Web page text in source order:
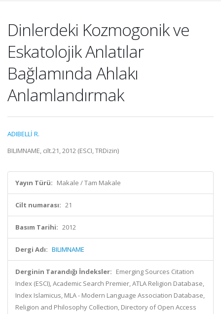
Dinlerdeki Kozmogonik ve
Eskatolojik Anlatılar
Bağlamında Ahlakı
Anlamlandırmak
ADIBELLİ R.
BILIMNAME, cilt.21, 2012 (ESCI, TRDizin)
Yayın Türü: Makale / Tam Makale
Cilt numarası: 21
Basım Tarihi: 2012
Dergi Adı: BILIMNAME
Derginin Tarandığı İndeksler: Emerging Sources Citation
Index (ESCI), Academic Search Premier, ATLA Religion Database,
Index Islamicus, MLA - Modern Language Association Database,
Religion and Philosophy Collection, Directory of Open Access